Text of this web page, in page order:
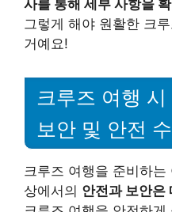
사를 통해 세부 사항을
그렇게 해야 원활한 크
거예요!
크루즈 여행
보안 및 안전
크루즈 여행을 준비하
상에서의 안전과 보안은